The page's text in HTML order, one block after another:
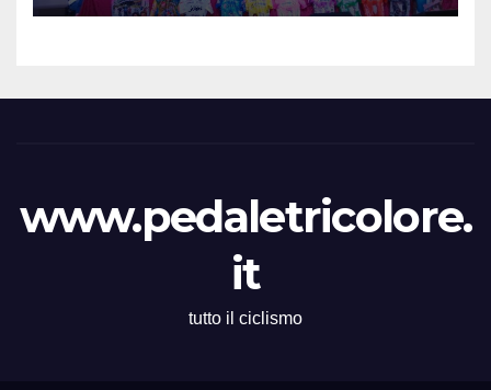
27 al 30 Agosto 2026
www.pedaletricolore.
it
tutto il ciclismo